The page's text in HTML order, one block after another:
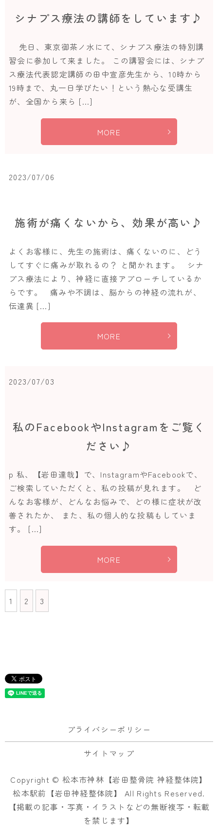
シナプス療法の講師をしています♪
先日、東京御茶ノ水にて、シナプス療法の特別講
習会に参加して来ました。 この講習会には、シナプ
ス療法代表認定講師の田中宣彦先生から、10時から
19時まで、丸一日学びたい！という熱心な受講生
が、全国から来ら […]
MORE
2023/07/06
施術が痛くないから、効果が高い♪
よくお客様に、先生の施術は、痛くないのに、どう
してすぐに痛みが取れるの？ と聞かれます。 シナ
プス療法により、神経に直接アプローチしているか
らです。 痛みや不調は、脳からの神経の流れが、
伝達異 […]
MORE
2023/07/03
私のFacebookやInstagramをご覧く
ださい♪
p 私、【岩田達哉】で、InstagramやFacebookで、
ご検索していただくと、私の投稿が見れます。 ど
んなお客様が、どんなお悩みで、どの様に症状が改
善されたか、 また、私の個人的な投稿もしていま
す。 […]
MORE
1 2 3
プライバシーポリシー
サイトマップ
Copyright © 松本市神林【岩田整骨院 神経整体院】
松本駅前【岩田神経整体院】 All Rights Reserved.
【掲載の記事・写真・イラストなどの無断複写・転載
を禁じます】